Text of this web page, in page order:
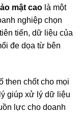
mật cao là một
nghiệp chọn
tiến, dữ liệu của
đe dọa từ bên
then chốt cho mọi
giúp xử lý dữ liệu
lực cho doanh